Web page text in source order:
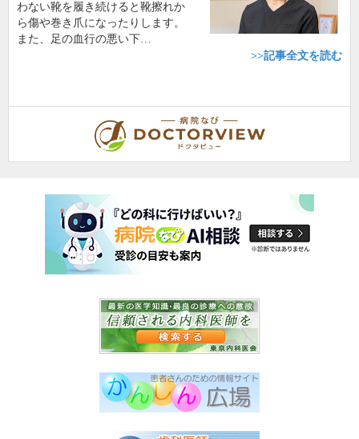
わない靴を履き続けると靴擦れか
ら傷や巻き爪になったりします。
また、足の血行の悪い下…
>>記事全文を読む